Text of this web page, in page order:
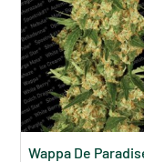
Wappa De